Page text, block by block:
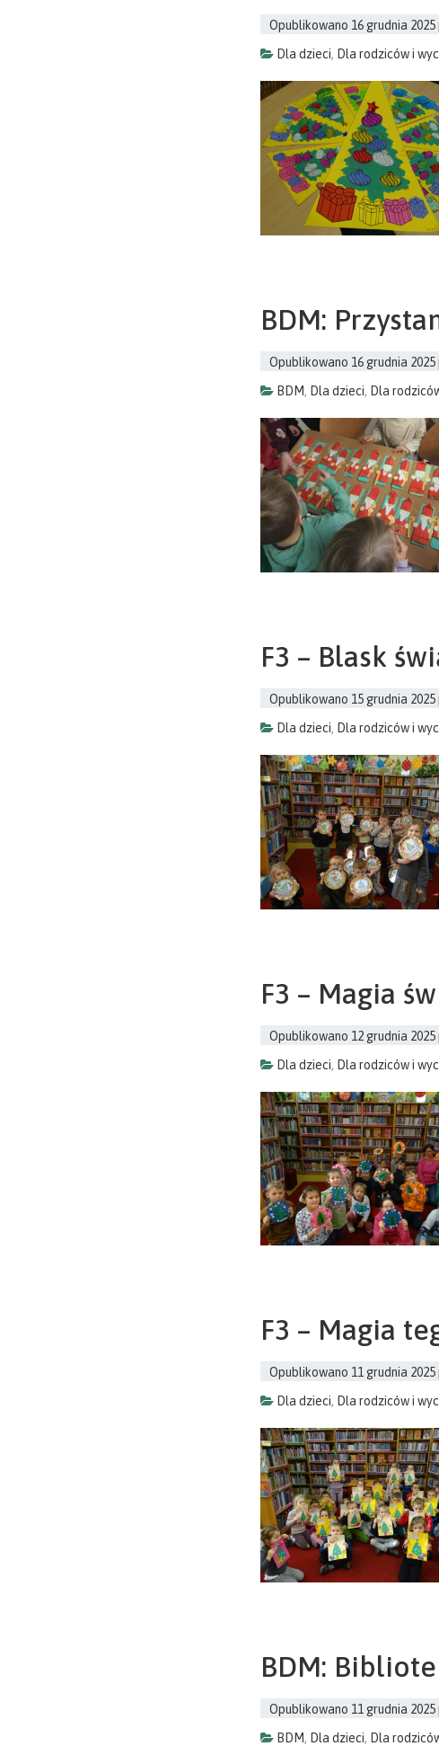
Opublikowano 16 grudnia 2025
Dla dzieci, Dla rodziców i
BDM:
Opublikowano 16 grudnia 2025
BDM, Dla dzieci, Dla
F3 – Blask
Opublikowano 15 grudnia 2025
Dla dzieci, Dla rodziców i
F3 – Magia
Opublikowano 12 grudnia 2025
Dla dzieci, Dla rodziców i
F3 – Magia
Opublikowano 11 grudnia 2025
Dla dzieci, Dla rodziców i
BDM:
Opublikowano 11 grudnia 2025
BDM, Dla dzieci, Dla